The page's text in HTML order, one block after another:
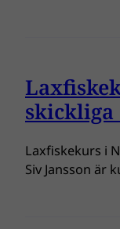
skickliga
Laxfiskekurs i
Siv Jansson är